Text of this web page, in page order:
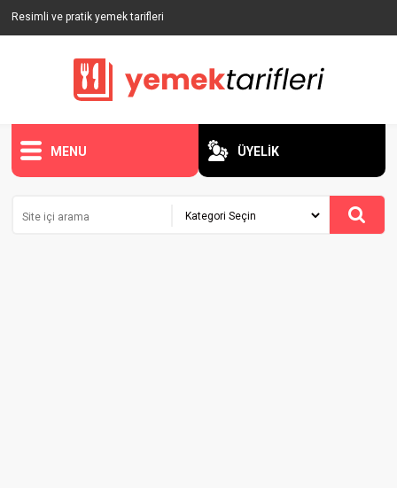
Resimli ve pratik yemek tarifleri
MENU ÜYELİK